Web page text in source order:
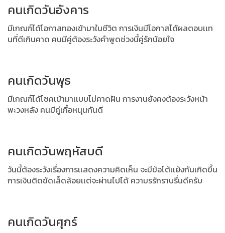
คนเกิดวันอังคาร
มีเกณฑ์ได้โอกาสทองเข้ามาในชีวิต การเงินมีโอกาสได้ผลตอบเเท
นที่ดีเกินคาด คนมีคู่ต้องระวังคำพูดช่วงนี้คู่รักน้อยใจ
คนเกิดวันพุธ
มีเกณฑ์ได้โชคเข้ามาเเบบไม่คาดฝัน การงานยังคงต้องระวังหน้า
พะวงหลัง คนมีคู่เกื้อหนุนกันดี
คนเกิดวันพฤหัสบดี
วันนี้ต้องระวังเรื่องการเเสดงความคิดเห็น จะมีข้อโต้เเย้งกันเกิดขึ้น
การเงินติดขัดเล็ดล้อยเเต่จะผ่านไปได้ ความรรักราบรื่นดีครับ
คนเกิดวันศุกร์